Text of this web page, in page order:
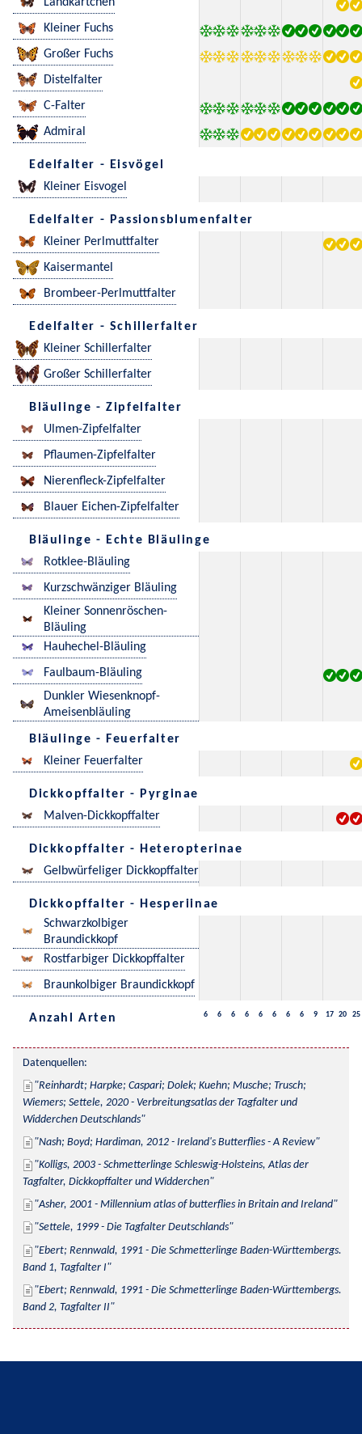
Kleiner Fuchs
Großer Fuchs
Distelfalter
C-Falter
Admiral
Edelfalter - Eisvögel
Kleiner Eisvogel
Edelfalter - Passionsblumenfalter
Kleiner Perlmuttfalter
Kaisermantel
Brombeer-Perlmuttfalter
Edelfalter - Schillerfalter
Kleiner Schillerfalter
Großer Schillerfalter
Bläulinge - Zipfelfalter
Ulmen-Zipfelfalter
Pflaumen-Zipfelfalter
Nierenfleck-Zipfelfalter
Blauer Eichen-Zipfelfalter
Bläulinge - Echte Bläulinge
Rotklee-Bläuling
Kurzschwänziger Bläuling
Kleiner Sonnenröschen-
Bläuling
Hauhechel-Bläuling
Faulbaum-Bläuling
Dunkler Wiesenknopf-
Ameisenbläuling
Bläulinge - Feuerfalter
Kleiner Feuerfalter
Dickkopffalter - Pyrginae
Malven-Dickkopffalter
Dickkopffalter - Heteropterinae
Gelbwürfeliger Dickkopffalter
Dickkopffalter - Hesperiinae
Schwarzkolbiger
Braundickkopf
Rostfarbiger Dickkopffalter
Braunkolbiger Braundickkopf
Anzahl Arten 6 6 6 6 6 6 6 6 9 17 20 25
Datenquellen:
Reinhardt; Harpke; Caspari; Dolek; Kuehn; Musche; Trusch;
Wiemers; Settele, 2020 - Verbreitungsatlas der Tagfalter und
Widderchen Deutschlands
Nash; Boyd; Hardiman, 2012 - Ireland's Butterflies - A Review
Kolligs, 2003 - Schmetterlinge Schleswig-Holsteins, Atlas der
Tagfalter, Dickkopffalter und Widderchen
Asher, 2001 - Millennium atlas of butterflies in Britain and Ireland
Settele, 1999 - Die Tagfalter Deutschlands
Ebert; Rennwald, 1991 - Die Schmetterlinge Baden-Württembergs.
Band 1, Tagfalter I
Ebert; Rennwald, 1991 - Die Schmetterlinge Baden-Württembergs.
Band 2, Tagfalter II